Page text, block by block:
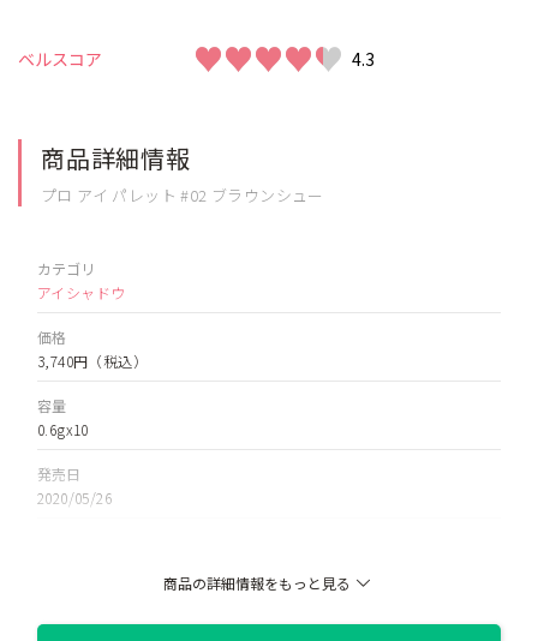
ベルスコア ♥♥♥♥♥
♥♥♥♥♥ 4.3
商品詳細情報
プロ アイ パレット #02 ブラウンシュー
カテゴリ
アイシャドウ
価格
3,740円 （税込）
容量
0.6gx10
発売日
2020/05/26
ストリートブリック/5号 ラステッドローズ/6号 ストリートパステ
商品の詳細情報をもっと見る